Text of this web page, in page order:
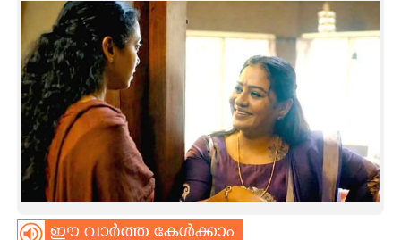
LIFESTYLE
SPIRITUAL
INFO+
ART
ASTRO
ഈ വാർത്ത കേൾക്കാം